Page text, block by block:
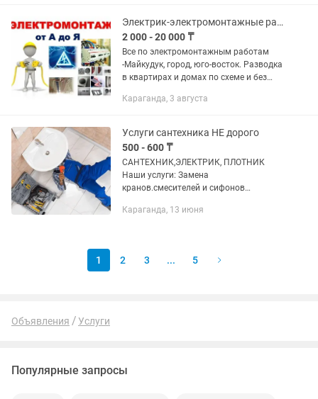
Электрик-электромонтажные работы
2 000 - 20 000 ₸
Все по электромонтажным работам
-Майкудук, город, юго-восток. Разводка
в квартирах и домах по схеме и без
электрощитов, люстр, выключателей,
Караганда, 3 августа
Услуги сантехника НЕ дорого
500 - 600 ₸
САНТЕХНИК,ЭЛЕКТРИК, ПЛОТНИК
Наши услуги: Замена
кранов.смесителей и сифонов
Замена замков Электрик Натяжной
Караганда, 13 июня
1 2 3 ... 5
Объявления Услуги
Популярные запросы